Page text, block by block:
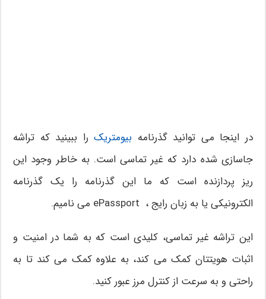
در اینجا می توانید گذرنامه بیومتریکرا ببینید که تراشه
جاسازی شده دارد که غیر تماسی است. به خاطر وجود این
ریز پردازنده است که ما این گذرنامه را یک گذرنامه
الکترونیکی یا به زبان رایج ، ePassport می نامیم.
این تراشه غیر تماسی، کلیدی است که به شما در امنیت و
اثبات هویتتان کمک می کند، به علاوه کمک می کند تا به
راحتی و به سرعت از کنترل مرز عبور کنید.